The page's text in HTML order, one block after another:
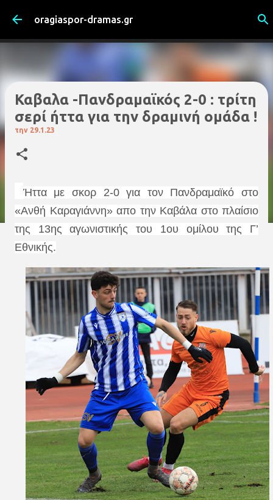
Μετάβαση στο κύριο περιεχόμενο
oragiaspor-dramas.gr
Καβαλα -Πανδραμαϊκός 2-0 : τρίτη
σερί ήττα για την δραμινή ομάδα !
την 29.1.23
Ήττα με σκορ 2-0 για τον Πανδραμαϊκό στο
«Ανθή Καραγιάννη» απο την Καβάλα στο πλαίσιο
της 13ηςαγωνιστικής του 1ου ομίλου της Γ’
Εθνικής.